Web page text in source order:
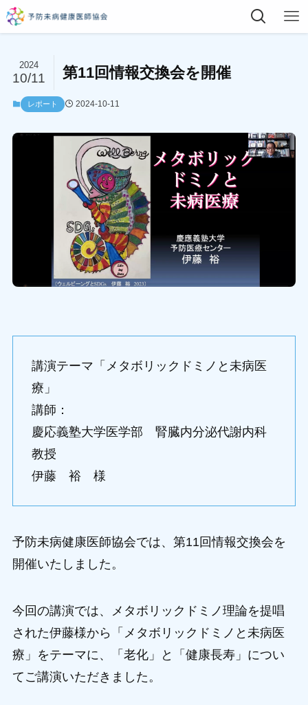
第11回情報交換会を開催
2024
10/11
レポート 2024-10-11
講演テーマ「メタボリックドミノと未病医
療」
講師：
慶応義塾大学医学部 腎臓内分泌代謝内科
教授
伊藤 裕 様
予防未病健康医師協会では、第11回情報交換会を
開催いたしました。
今回の講演では、メタボリックドミノ理論を提唱
された伊藤様から「メタボリックドミノと未病医
療」をテーマに、「老化」と「健康長寿」につい
てご講演いただきました。